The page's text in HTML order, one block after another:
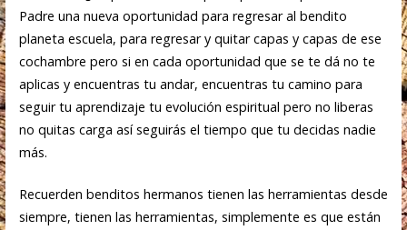
Padre una nueva oportunidad para regresar al bendito
planeta escuela, para regresar y quitar capas y capas de ese
cochambre pero si en cada oportunidad que se te dá no te
aplicas y encuentras tu andar, encuentras tu camino para
seguir tu aprendizaje tu evolución espiritual pero no liberas
no quitas carga así seguirás el tiempo que tu decidas nadie
más.
Recuerden benditos hermanos tienen las herramientas desde
siempre, tienen las herramientas, simplemente es que están